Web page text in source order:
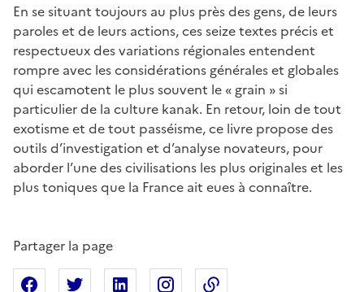
En se situant toujours au plus près des gens, de leurs
paroles et de leurs actions, ces seize textes précis et
respectueux des variations régionales entendent
rompre avec les considérations générales et globales
qui escamotent le plus souvent le « grain » si
particulier de la culture kanak. En retour, loin de tout
exotisme et de tout passéisme, ce livre propose des
outils d’investigation et d’analyse novateurs, pour
aborder l’une des civilisations les plus originales et les
plus toniques que la France ait eues à connaître.
Partager la page
Partager sur Facebook
Partager sur XPartager sur Linkedin
Partager sur Instagram